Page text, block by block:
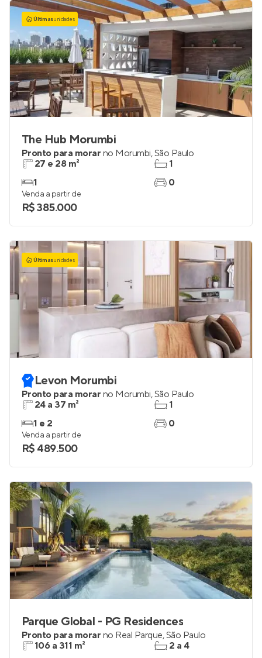
Últimasunidades
The Hub Morumbi
Pronto para morar no Morumbi,São Paulo
27 e 28 m²
1
1
0
Venda a partir de
R$ 385.000
Últimasunidades
Levon Morumbi
Pronto para morar no Morumbi,São Paulo
24 a 37 m²
1 e 2
1
0
Venda a partir de
R$ 489.500
Parque Global - PG Residences
Pronto para morar no Real Parque,São Paulo
106 a 311 m²
2 a 4